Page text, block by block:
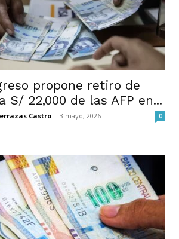
propone retiro de
S/ 22,000 de las AFP en...
Castro - 3 mayo, 2026 0